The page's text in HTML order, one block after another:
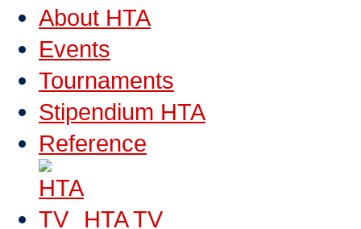
About HTA
Events
Tournaments
Stipendium HTA
Reference
HTA TV